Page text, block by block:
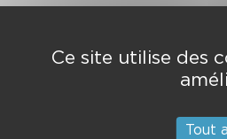
Ce site utilise des
Tout